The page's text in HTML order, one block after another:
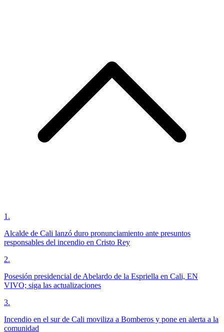
1 .
Alcalde de Cali lanzó duro pronunciamiento ante presuntos
responsables del incendio en Cristo Rey
2.
Posesión presidencial de Abelardo de la Espriella en Cali, EN
VIVO; siga las actualizaciones
3.
Incendio en el sur de Cali moviliza a Bomberos y pone en alerta a la
comunidad